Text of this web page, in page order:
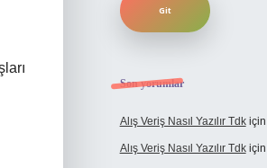
Son yorumlar
Alış Veriş Nasıl Yazılır Tdkiçin
Alış Veriş Nasıl Yazılır Tdkiçin